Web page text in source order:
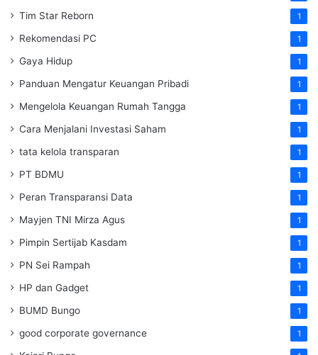
Tim Star Reborn 1
Rekomendasi PC 1
Gaya Hidup 1
Panduan Mengatur Keuangan Pribadi 1
Mengelola Keuangan Rumah Tangga 1
Cara Menjalani Investasi Saham 1
tata kelola transparan 1
PT BDMU 1
Peran Transparansi Data 1
Mayjen TNI Mirza Agus 1
Pimpin Sertijab Kasdam 1
PN Sei Rampah 1
HP dan Gadget 1
BUMD Bungo 1
good corporate governance 1